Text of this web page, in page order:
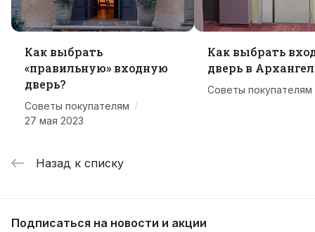
Как выбрать
«правильную» входную
дверь?
Советы покупателям /
27 мая 2023
Как выбрать
дверь в
Советы покупателям
Назад к списку
Подписаться на новости и акции